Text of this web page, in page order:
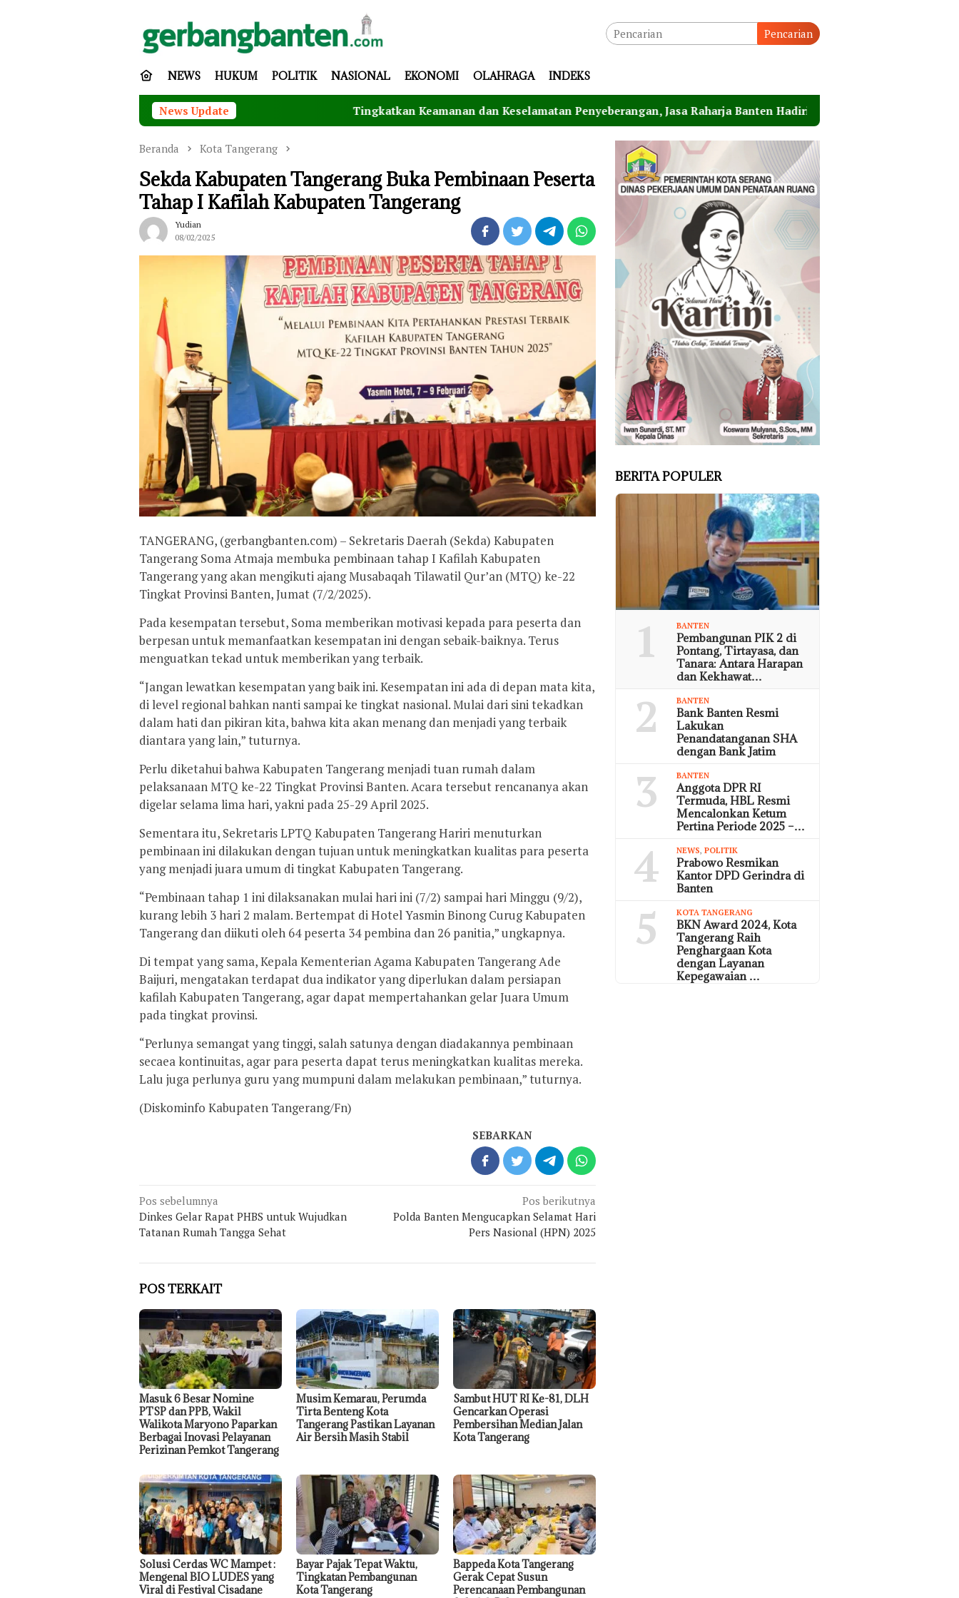
Pencarian
NEWS HUKUM POLITIK NASIONAL EKONOMI OLAHRAGA INDEKS
News Update Tingkatkan Keamanan dan Keselamatan Penyeberangan, Jasa Raharja Banten Hadiri Peresmian Sterilisasi Pelabuhan Merak
Beranda Kota Tangerang
Sekda Kabupaten Tangerang Buka Pembinaan Peserta
Tahap I Kafilah Kabupaten Tangerang
Yudian
08/02/2025
TANGERANG, (gerbangbanten.com) – Sekretaris Daerah (Sekda) Kabupaten
Tangerang Soma Atmaja membuka pembinaan tahap I Kafilah Kabupaten
Tangerang yang akan mengikuti ajang Musabaqah Tilawatil Qur’an (MTQ) ke-22
Tingkat Provinsi Banten, Jumat (7/2/2025).
Pada kesempatan tersebut, Soma memberikan motivasi kepada para peserta dan
berpesan untuk memanfaatkan kesempatan ini dengan sebaik-baiknya. Terus
menguatkan tekad untuk memberikan yang terbaik.
“Jangan lewatkan kesempatan yang baik ini. Kesempatan ini ada di depan mata kita,
di level regional bahkan nanti sampai ke tingkat nasional. Mulai dari sini tekadkan
dalam hati dan pikiran kita, bahwa kita akan menang dan menjadi yang terbaik
diantara yang lain,” tuturnya.
Perlu diketahui bahwa Kabupaten Tangerang menjadi tuan rumah dalam
pelaksanaan MTQ ke-22 Tingkat Provinsi Banten. Acara tersebut rencananya akan
digelar selama lima hari, yakni pada 25-29 April 2025.
Sementara itu, Sekretaris LPTQ Kabupaten Tangerang Hariri menuturkan
pembinaan ini dilakukan dengan tujuan untuk meningkatkan kualitas para peserta
yang menjadi juara umum di tingkat Kabupaten Tangerang.
“Pembinaan tahap 1 ini dilaksanakan mulai hari ini (7/2) sampai hari Minggu (9/2),
kurang lebih 3 hari 2 malam. Bertempat di Hotel Yasmin Binong Curug Kabupaten
Tangerang dan diikuti oleh 64 peserta 34 pembina dan 26 panitia,” ungkapnya.
Di tempat yang sama, Kepala Kementerian Agama Kabupaten Tangerang Ade
Baijuri, mengatakan terdapat dua indikator yang diperlukan dalam persiapan
kafilah Kabupaten Tangerang, agar dapat mempertahankan gelar Juara Umum
pada tingkat provinsi.
“Perlunya semangat yang tinggi, salah satunya dengan diadakannya pembinaan
secaea kontinuitas, agar para peserta dapat terus meningkatkan kualitas mereka.
Lalu juga perlunya guru yang mumpuni dalam melakukan pembinaan,” tuturnya.
(Diskominfo Kabupaten Tangerang/Fn)
SEBARKAN
Navigasi
pos
Pos sebelumnya
Dinkes Gelar Rapat PHBS untuk Wujudkan
Tatanan Rumah Tangga Sehat
Pos berikutnya
Polda Banten Mengucapkan Selamat Hari
Pers Nasional (HPN) 2025
POS TERKAIT
Masuk 6 Besar Nomine
PTSP dan PPB, Wakil
Walikota Maryono Paparkan
Berbagai Inovasi Pelayanan
Perizinan Pemkot Tangerang
Musim Kemarau, Perumda
Tirta Benteng Kota
Tangerang Pastikan Layanan
Air Bersih Masih Stabil
Sambut HUT RI Ke-81, DLH
Gencarkan Operasi
Pembersihan Median Jalan
Kota Tangerang
Solusi Cerdas WC Mampet :
Mengenal BIO LUDES yang
Viral di Festival Cisadane
Bayar Pajak Tepat Waktu,
Tingkatan Pembangunan
Kota Tangerang
Bappeda Kota Tangerang
Gerak Cepat Susun
Perencanaan Pembangunan
BERITA POPULER
1 BANTEN
Pembangunan PIK 2 di
Pontang, Tirtayasa, dan
Tanara: Antara Harapan
dan Kekhawat…
2 BANTEN
Bank Banten Resmi
Lakukan
Penandatanganan SHA
dengan Bank Jatim
3 BANTEN
Anggota DPR RI
Termuda, HBL Resmi
Mencalonkan Ketum
Pertina Periode 2025 –…
4 NEWS,POLITIK
Prabowo Resmikan
Kantor DPD Gerindra di
Banten
5 KOTA TANGERANG
BKN Award 2024, Kota
Tangerang Raih
Penghargaan Kota
dengan Layanan
Kepegawaian …